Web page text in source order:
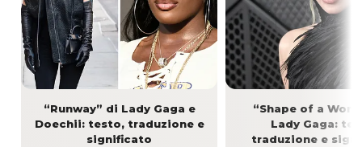
“Runway” di Lady Gaga e
Doechii: testo, traduzione e
significato
“Shape of a
Lady Gaga:
traduzione e